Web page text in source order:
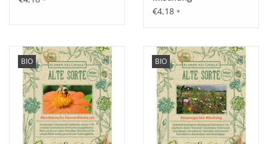
Nach der Ausbildung des ersten Laubblatts pikieren und
topfen. Die Pflanze sollte dabei bis kurz unter die Keimblätter
mit Erde bedeckt sein, um ausreichend Wurzeln bilden zu
können.
Saattiefe: 0,2 - 0,5 cm.
Abstand: 80 x 80 cm oder im 10 Liter Eimer.
€4,18 *
BIO BIO